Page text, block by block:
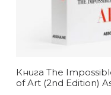
Книга The
of Art (2nd Edition)